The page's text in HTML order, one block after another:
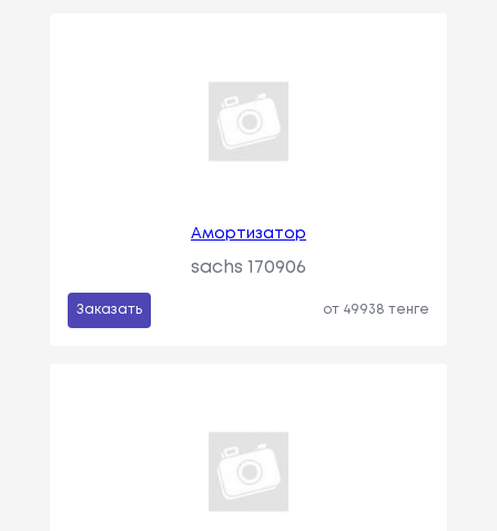
Амортизатор
sachs 170906
Заказать от 49938 тенге